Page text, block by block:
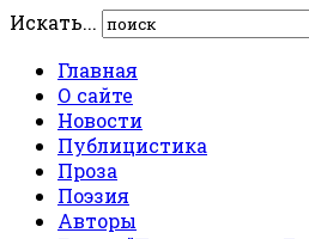
Искать...
Главная
О сайте
Новости
Публицистика
Проза
Поэзия
Авторы